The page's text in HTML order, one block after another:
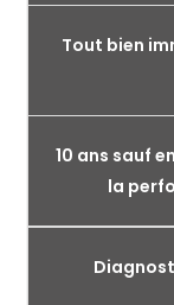
Tout bien
10 ans sauf
la